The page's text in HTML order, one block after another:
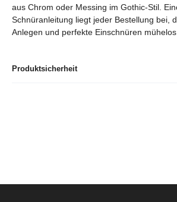
Produktsicherheit
aus Chrom oder Messing im Gothic-Stil.
Schnüranleitung liegt jeder Bestellung bei,
Anlegen und perfekte Einschnüren mühelos